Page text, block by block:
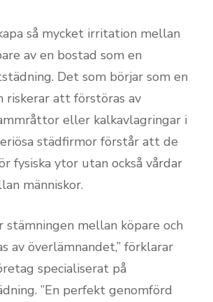
så mycket irritation mellan
av en bostad som en
Det som börjar som en
riskerar att förstöras av
eller kalkavlagringar i
städfirmor förstår att de
fysiska ytor utan också vårdar
människor.
stämningen mellan köpare och
av överlämnandet,” förklarar
specialiserat på
”En perfekt genomförd